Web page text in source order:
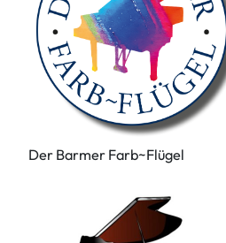
Der Barmer Farb~Flügel